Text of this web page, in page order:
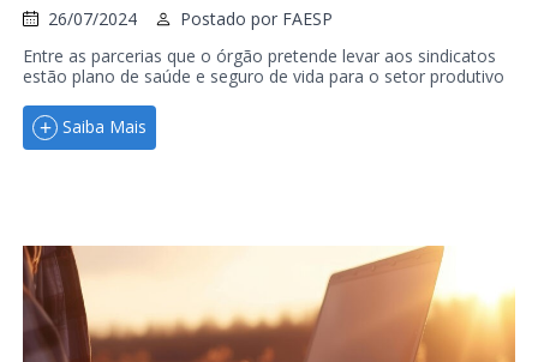
26/07/2024 Postado por FAESP
Entre as parcerias que o órgão pretende levar aos sindicatos
estão plano de saúde e seguro de vida para o setor produtivo
Saiba Mais